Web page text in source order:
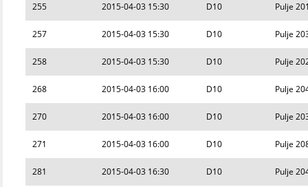
255 2015-04-03 15:30 D10 Pulje
257 2015-04-03 15:30 D10 Pulje
258 2015-04-03 15:30 D10 Pulje
268 2015-04-03 16:00 D10 Pulje
270 2015-04-03 16:00 D10 Pulje
271 2015-04-03 16:00 D10 Pulje
281 2015-04-03 16:30 D10 Pulje